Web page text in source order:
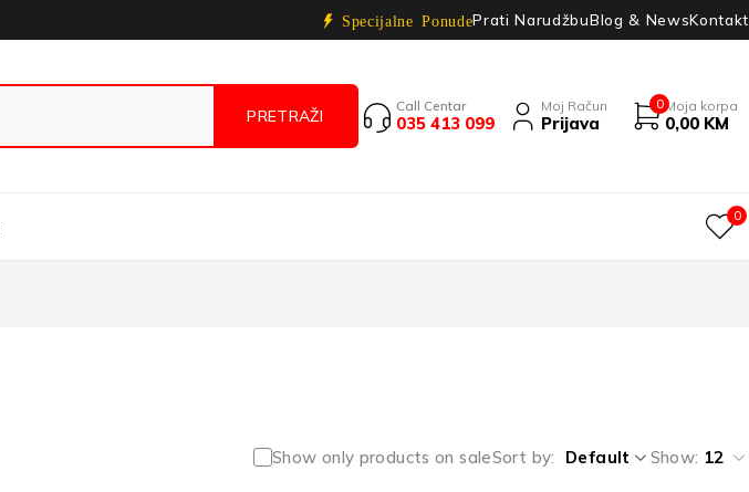
Specijalne PonudePrati NarudžbuBlog & NewsKontakt
Call Centar
035 413 099
Moj Račun
Prijava
0 Moja korpa
0,00 KM
0
Show only products on saleSort by Default Show: 12